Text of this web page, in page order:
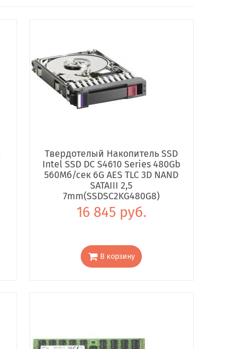
Твердотелый Накопитель SSD
Intel SSD DC S4610 Series 480Gb
560Мб/сек 6G AES TLC 3D NAND
SATAIII 2,5
7mm(SSDSC2KG480G8)
16 845 руб.
В корзину